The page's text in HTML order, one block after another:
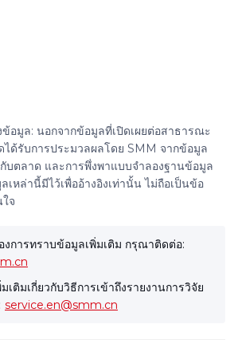
อมูล: นอกจากข้อมูลที่เปิดเผยต่อสาธารณะ
ด้รับการประมวลผลโดย SMM จากข้อมูล
บตลาด และการพึ่งพาแบบจำลองฐานข้อมูล
หล่านี้มีไว้เพื่ออ้างอิงเท่านั้น ไม่ถือเป็นข้อ
จ
การทราบข้อมูลเพิ่มเติม กรุณาติดต่อ:
เติมเกี่ยวกับวิธีการเข้าถึงรายงานการวิจัย
service.en@smm.cn